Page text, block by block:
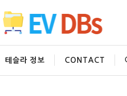
테슬라 정보 CONTACT